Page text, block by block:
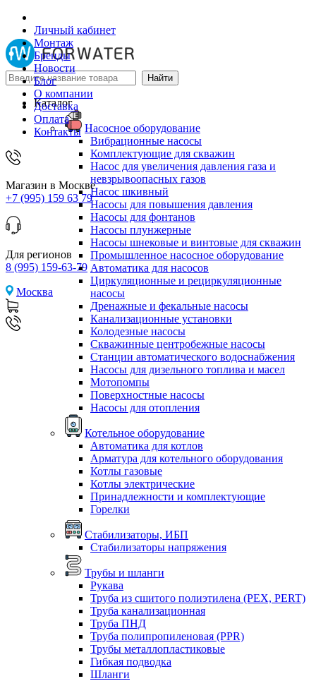
Личный кабинет
Монтаж
Бренды
Новости
Блог
О компании
Доставка
Оплата
Контакты
Магазин в Москве
+7 (995) 159 63 79
Для регионов
8 (995) 159-63-79
Москва
Каталог
Насосное оборудование
Вибрационные насосы
Комплектующие для скважин
Насос для увеличения давления газа и
невзрывоопасных газов
Насос шкивный
Насосы для повышения давления
Насосы для фонтанов
Насосы плунжерные
Насосы шнековые и винтовые для скважин
Промышленное насосное оборудование
Автоматика для насосов
Циркуляционные и рециркуляционные
насосы
Дренажные и фекальные насосы
Канализационные установки
Колодезные насосы
Скважинные центробежные насосы
Станции автоматического водоснабжения
Насосы для дизельного топлива и масел
Мотопомпы
Поверхностные насосы
Насосы для отопления
Котельное оборудование
Автоматика для котлов
Арматура для котельного оборудования
Котлы газовые
Котлы электрические
Принадлежности и комплектующие
Горелки
Стабилизаторы, ИБП
Стабилизаторы напряжения
Трубы и шланги
Рукава
Труба из сшитого полиэтилена (PEX, PERT)
Труба канализационная
Труба ПНД
Труба полипропиленовая (PPR)
Трубы металлопластиковые
Гибкая подводка
Шланги